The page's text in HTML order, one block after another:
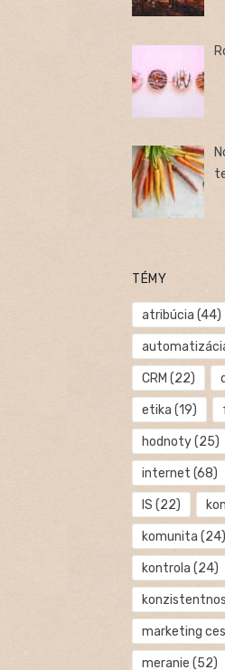
TÉMY
atribúcia (44)
CRM (22)
etika (19)
hodnoty(25)
internet (68)
IS (22)
komunita (24)
kontrola (24)
marketing
meranie (52)